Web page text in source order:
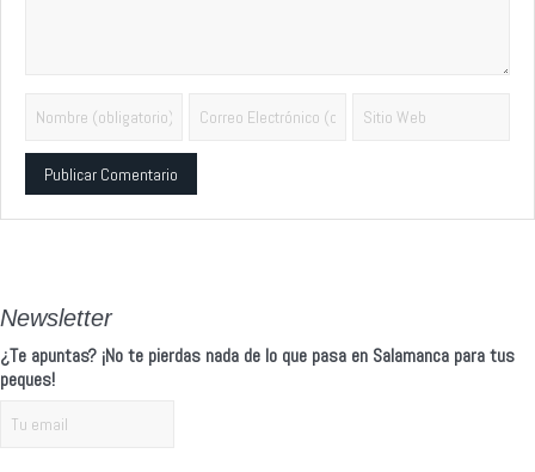
Newsletter
¿Te apuntas? ¡No te pierdas nada de lo que pasa en Salamanca para tus
peques!